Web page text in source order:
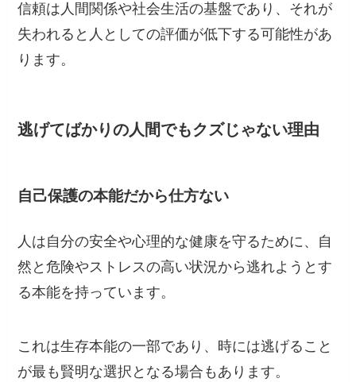
信頼は人間関係や社会生活の基盤であり、それが
失われると人としての評価が低下する可能性があ
ります。
逃げてばかりの人間でもクズじゃない理由
自己保護の本能だから仕方ない
人は自分の安全や心理的な健康を守るために、自
然と危険やストレスの高い状況から逃れようとす
る本能を持っています。
これは生存本能の一部であり、時には逃げること
が最も賢明な選択となる場合もあります。